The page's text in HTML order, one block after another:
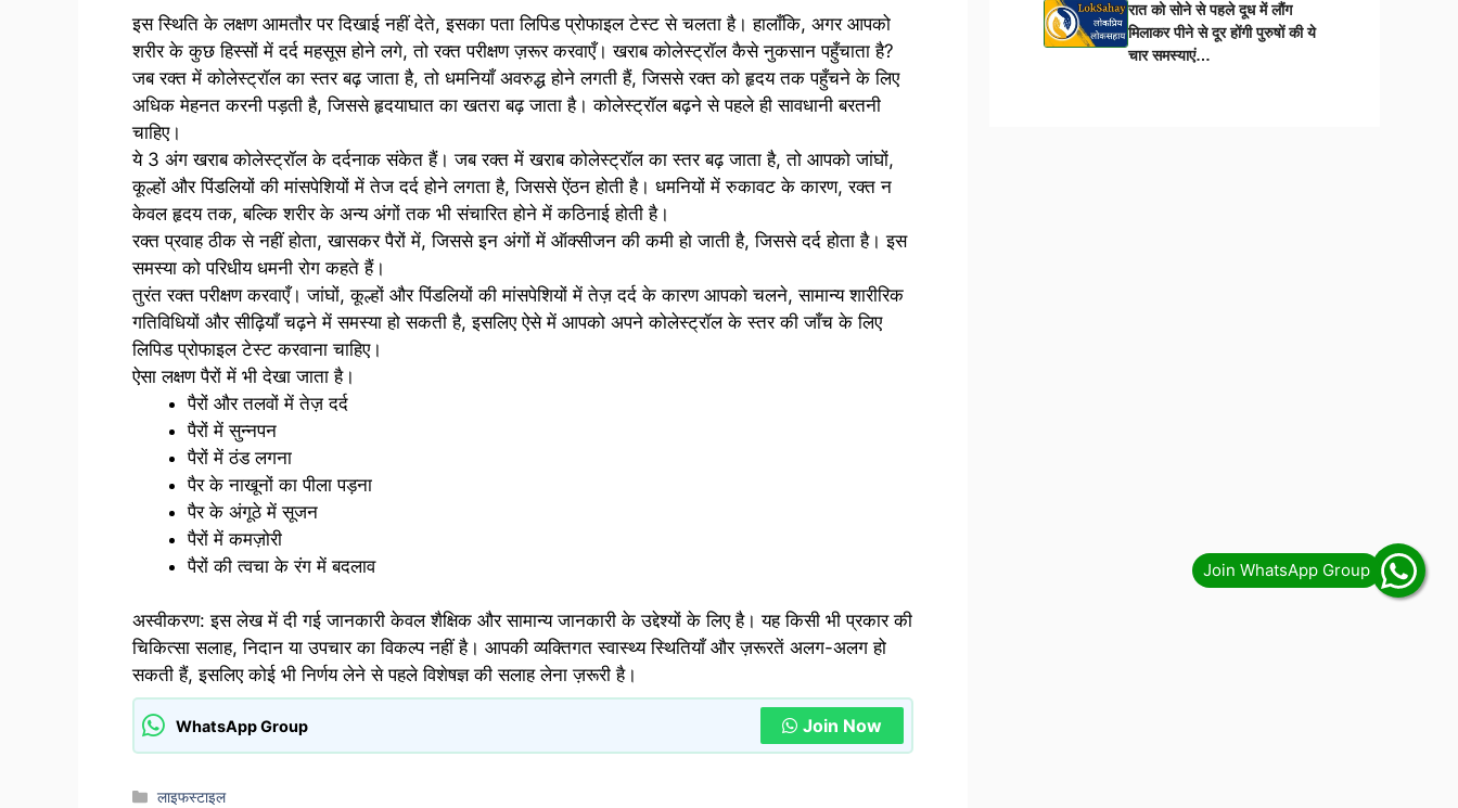
इस स्थिति के लक्षण आमतौर पर दिखाई नहीं देते, इसका पता लिपिड प्रोफाइल टेस्ट से चलता है। हालाँकि, अगर आपको
शरीर के कुछ हिस्सों में दर्द महसूस होने लगे, तो रक्त परीक्षण ज़रूर करवाएँ। खराब कोलेस्ट्रॉल कैसे नुकसान पहुँचाता है?
जब रक्त में कोलेस्ट्रॉल का स्तर बढ़ जाता है, तो धमनियाँ अवरुद्ध होने लगती हैं, जिससे रक्त को हृदय तक पहुँचने के लिए
अधिक मेहनत करनी पड़ती है, जिससे हृदयाघात का खतरा बढ़ जाता है। कोलेस्ट्रॉल बढ़ने से पहले ही सावधानी बरतनी
चाहिए।
ये 3 अंग खराब कोलेस्ट्रॉल के दर्दनाक संकेत हैं। जब रक्त में खराब कोलेस्ट्रॉल का स्तर बढ़ जाता है, तो आपको जांघों,
कूल्हों और पिंडलियों की मांसपेशियों में तेज दर्द होने लगता है, जिससे ऐंठन होती है। धमनियों में रुकावट के कारण, रक्त न
केवल हृदय तक, बल्कि शरीर के अन्य अंगों तक भी संचारित होने में कठिनाई होती है।
रक्त प्रवाह ठीक से नहीं होता, खासकर पैरों में, जिससे इन अंगों में ऑक्सीजन की कमी हो जाती है, जिससे दर्द होता है। इस
समस्या को परिधीय धमनी रोग कहते हैं।
तुरंत रक्त परीक्षण करवाएँ। जांघों, कूल्हों और पिंडलियों की मांसपेशियों में तेज़ दर्द के कारण आपको चलने, सामान्य शारीरिक
गतिविधियों और सीढ़ियाँ चढ़ने में समस्या हो सकती है, इसलिए ऐसे में आपको अपने कोलेस्ट्रॉल के स्तर की जाँच के लिए
लिपिड प्रोफाइल टेस्ट करवाना चाहिए।
ऐसा लक्षण पैरों में भी देखा जाता है।
पैरों और तलवों में तेज़ दर्द
पैरों में सुन्नपन
पैरों में ठंड लगना
पैर के नाखूनों का पीला पड़ना
पैर के अंगूठे में सूजन
पैरों में कमज़ोरी
पैरों की त्वचा के रंग में बदलाव
अस्वीकरण: इस लेख में दी गई जानकारी केवल शैक्षिक और सामान्य जानकारी के उद्देश्यों के लिए है। यह किसी भी प्रकार की
चिकित्सा सलाह, निदान या उपचार का विकल्प नहीं है। आपकी व्यक्तिगत स्वास्थ्य स्थितियाँ और ज़रूरतें अलग-अलग हो
सकती हैं, इसलिए कोई भी निर्णय लेने से पहले विशेषज्ञ की सलाह लेना ज़रूरी है।
WhatsApp Group Join Now
Categories
लाइफस्टाइल
रात को सोने से पहले दूध में लौंग
मिलाकर पीने से दूर होंगी पुरुषों की ये
चार समस्याएं…